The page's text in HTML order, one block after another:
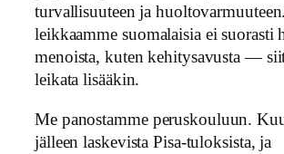
turvallisuuteen ja
leikkaamme suomalaisia ei suorasti
menoista, kuten kehitysavusta —
leikata lisääkin.
Me panostamme peruskouluun.
jälleen laskevista Pisa-tuloksista, ja